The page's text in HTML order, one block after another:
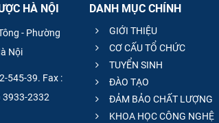
HÀ NỘI
- Phường
Nội
545-39. Fax :
3933-2332
DANH MỤC CHÍNH
GIỚI THIỆU
CƠ CẤU TỔ CHỨC
TUYỂN SINH
ĐÀO TẠO
ĐẢM BẢO CHẤT LƯỢNG
KHOA HỌC CÔNG NGHỆ